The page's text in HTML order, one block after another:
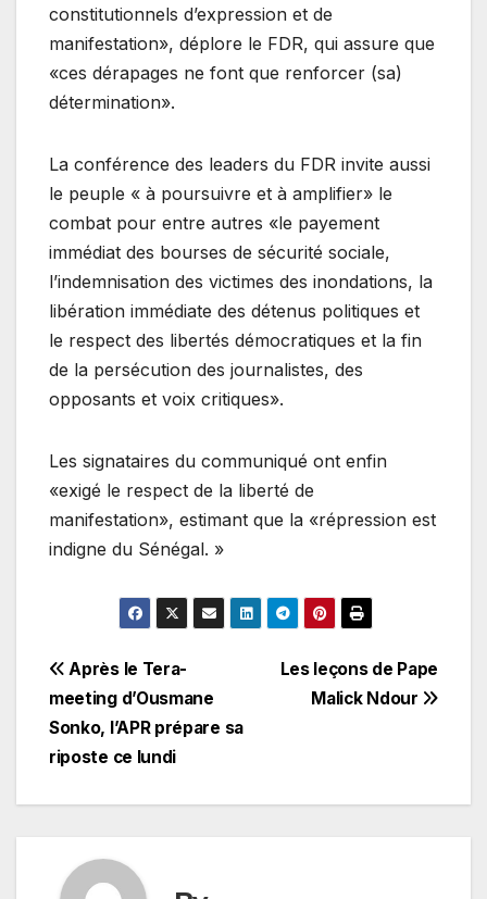
constitutionnels d’expression et de
manifestation», déplore le FDR, qui assure que
«ces dérapages ne font que renforcer (sa)
détermination».
La conférence des leaders du FDR invite aussi
le peuple « à poursuivre et à amplifier» le
combat pour entre autres «le payement
immédiat des bourses de sécurité sociale,
l’indemnisation des victimes des inondations, la
libération immédiate des détenus politiques et
le respect des libertés démocratiques et la fin
de la persécution des journalistes, des
opposants et voix critiques».
Les signataires du communiqué ont enfin
«exigé le respect de la liberté de
manifestation», estimant que la «répression est
indigne du Sénégal. »
Navigation
de
l’article
Les leçons de Pape
Malick Ndour
Après le Tera-
meeting d’Ousmane
Sonko, l’APR prépare sa
riposte ce lundi